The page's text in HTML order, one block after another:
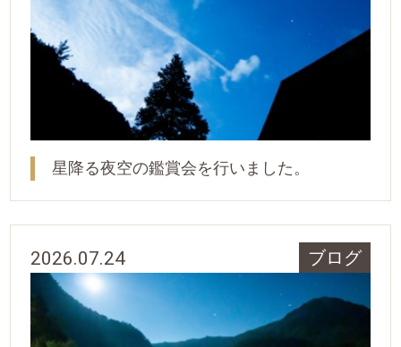
星降る夜空の鑑賞会を行いました。
2026.07.24 ブログ